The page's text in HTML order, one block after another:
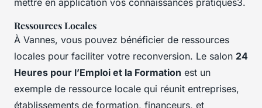
Ressources Locales
À Vannes, vous pouvez bénéficier de ressources
locales pour faciliter votre reconversion. Le salon 24
Heures pour l’Emploi et la Formation est un
exemple de ressource locale qui réunit entreprises,
établissements de formation, financeurs, et